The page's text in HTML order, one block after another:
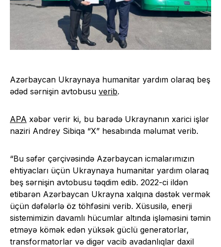
Azərbaycan Ukraynaya humanitar yardım olaraq beş
ədəd sərnişin avtobusu verib.
APA xəbər verir ki, bu barədə Ukraynanın xarici işlər
naziri Andrey Sibiqa “X” hesabında məlumat verib.
“Bu səfər çərçivəsində Azərbaycan icmalarımızın
ehtiyacları üçün Ukraynaya humanitar yardım olaraq
beş sərnişin avtobusu təqdim edib. 2022-ci ildən
etibarən Azərbaycan Ukrayna xalqına dəstək vermək
üçün dəfələrlə öz töhfəsini verib. Xüsusilə, enerji
sistemimizin davamlı hücumlar altında işləməsini təmin
etməyə kömək edən yüksək güclü generatorlar,
transformatorlar və digər vacib avadanlıqlar daxil